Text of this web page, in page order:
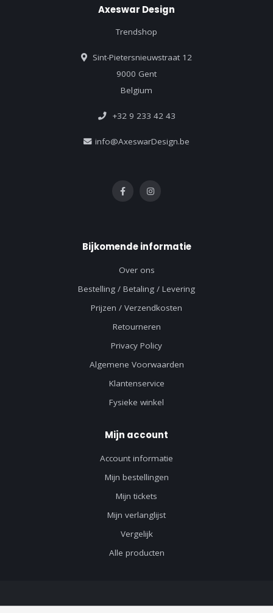
Axeswar Design
Trendshop
Sint-Pietersnieuwstraat 12
9000 Gent
Belgium
+32 9 233 42 43
info@AxeswarDesign.be
Bijkomende informatie
Over ons
Bestelling / Betaling / Levering
Prijzen / Verzendkosten
Retourneren
Privacy Policy
Algemene Voorwaarden
Klantenservice
Fysieke winkel
Mijn account
Account informatie
Mijn bestellingen
Mijn tickets
Mijn verlanglijst
Vergelijk
Alle producten